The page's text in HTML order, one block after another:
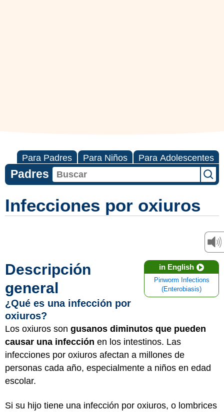
Para Padres Para Niños Para Adolescentes
Padres
Infecciones por oxiuros
in English
Pinworm Infections
(Enterobiasis)
Descripción
general
¿Qué es una infección por
oxiuros?
Los oxiuros son gusanos diminutos que pueden
causar una infección en los intestinos. Las
infecciones por oxiuros afectan a millones de
personas cada año, especialmente a niños en edad
escolar.
Si su hijo tiene una infección por oxiuros, o lombrices